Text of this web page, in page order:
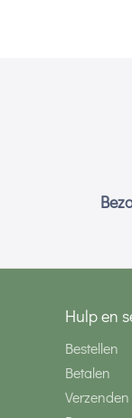
Hulp en
Bestellen
Betalen
Verzenden